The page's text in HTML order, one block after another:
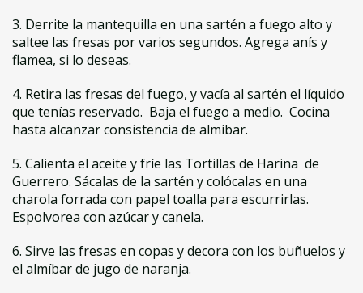
3. Derrite la mantequilla en una sartén a fuego alto y
saltee las fresas por varios segundos. Agrega anís y
flamea, si lo deseas.
4. Retira las fresas del fuego, y vacía al sartén el líquido
que tenías reservado. Baja el fuego a medio. Cocina
hasta alcanzar consistencia de almíbar.
5. Calienta el aceite y fríe las Tortillas de Harina de
Guerrero. Sácalas de la sartén y colócalas en una
charola forrada con papel toalla para escurrirlas.
Espolvorea con azúcar y canela.
6. Sirve las fresas en copas y decora con los buñuelos y
el almíbar de jugo de naranja.